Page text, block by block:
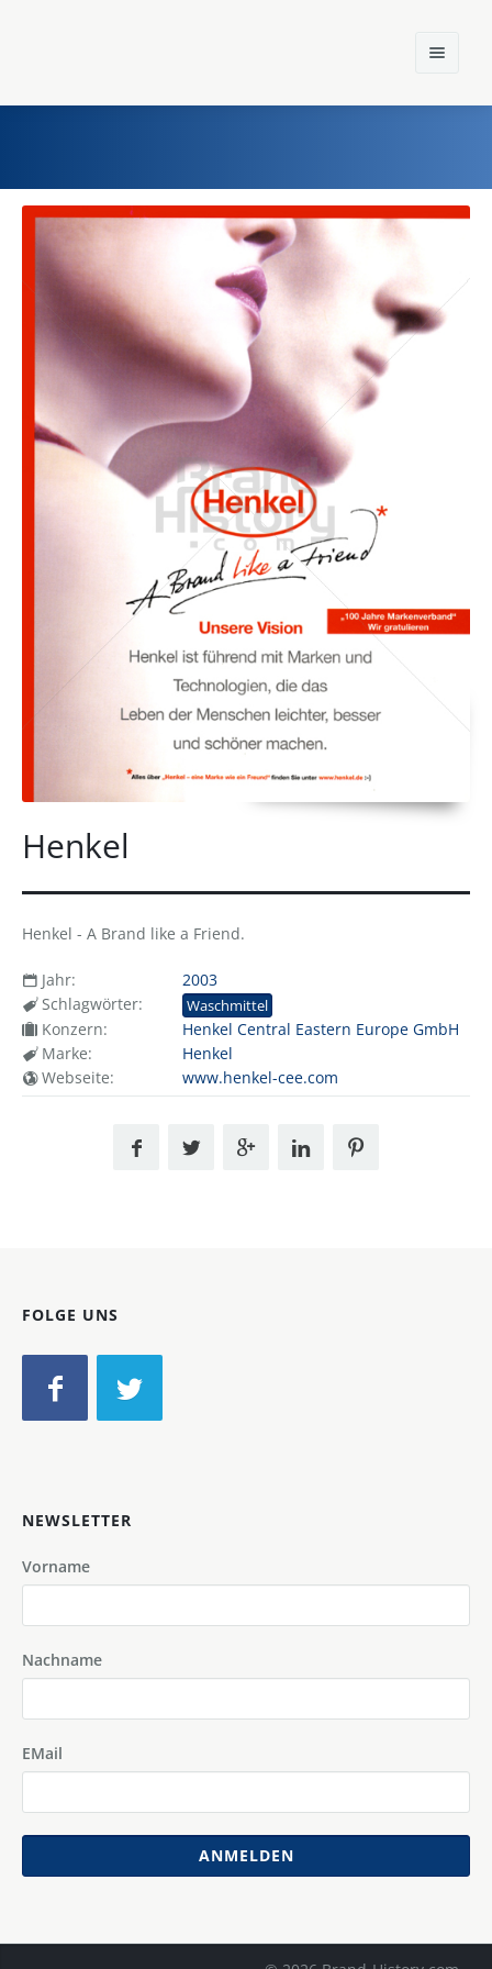
Home
Einst und Heute
Konzerne
Epoche
Henkel
Henkel - A Brand like a Friend.
Jahr:
2003
Schlagwörter:
Waschmittel
Konzern:
Henkel Central Eastern Europe GmbH
Marke:
Henkel
Webseite:
www.henkel-cee.com
FOLGE UNS
NEWSLETTER
Vorname
Nachname
EMail
ANMELDEN